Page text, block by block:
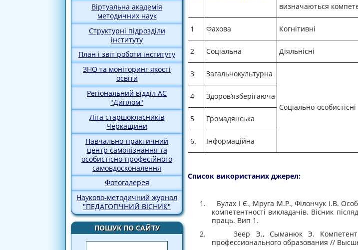
Віртуальна академія
методичних наук
Структурні підрозділи
інституту
План і звіт роботи інституту
ЗНО та моніторинг якості
освіти
Регіональний відділ АС
"Диплом"
Ліга старшокласників
Черкащини
Навчально-практичний
центр самопізнання та
особистісно-професійного
самовдосконалення
Фотогалерея
Науково-методичний журнал
"ПЕДАГОГІЧНИЙ ВІСНИК"
ПОШУК ПО САЙТУ
Пошук
визначаються
1 Фахова Когнітивні
2 Соціальна Діяльнісні
3 Загальнокультурна
Соціально-особистісні
4 Здоров’язберігаюча
5 Громадянська
6. Інформаційна
Список використаних джерел:
1. Булах І Є., Мруга М.Р., Філончук І.В.
компетентності викладачів. Вісник
праць. Вип 1.
2. Зеер Э., Сыманюк Э.
профессионального образования //